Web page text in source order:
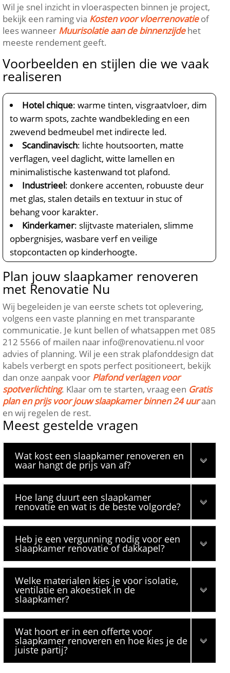
Wil je snel inzicht in vloeraspecten binnen je project,
bekijk een raming via Kosten voor vloerrenovatieof
lees wanneer Muurisolatie aan de binnenzijdehet
meeste rendement geeft.​
Voorbeelden en stijlen die we vaak
realiseren
Hotel chique: warme tinten, visgraatvloer, dim
to warm spots, zachte wandbekleding en een
zwevend bedmeubel met indirecte led.​
Scandinavisch: lichte houtsoorten, matte
verflagen, veel daglicht, witte lamellen en
minimalistische kastenwand tot plafond.​
Industrieel: donkere accenten, robuuste deur
met glas, stalen details en textuur in stuc of
behang voor karakter.​
Kinderkamer: slijtvaste materialen, slimme
opbergnisjes, wasbare verf en veilige
stopcontacten op kinderhoogte.​
Plan jouw slaapkamer renoveren
met Renovatie Nu
Wij begeleiden je van eerste schets tot oplevering,
volgens een vaste planning en met transparante
communicatie.​ Je kunt bellen of whatsappen met 085
212 5566 of mailen naar info@renovatienu.​nl voor
advies of planning.​ Wil je een strak plafonddesign dat
kabels verbergt en spots perfect positioneert, bekijk
dan onze aanpak voor Plafond verlagen voor
spotverlichting.​ Klaar om te starten, vraag een Gratis
plan en prijs voor jouw slaapkamer binnen 24 uuraan
en wij regelen de rest.​
Meest gestelde vragen
Wat kost een slaapkamer renoveren en
waar hangt de prijs van af?
Hoe lang duurt een slaapkamer
renovatie en wat is de beste volgorde?
Heb je een vergunning nodig voor een
slaapkamer renovatie of dakkapel?
Welke materialen kies je voor isolatie,
ventilatie en akoestiek in de
slaapkamer?
Wat hoort er in een offerte voor
slaapkamer renoveren en hoe kies je de
juiste partij?